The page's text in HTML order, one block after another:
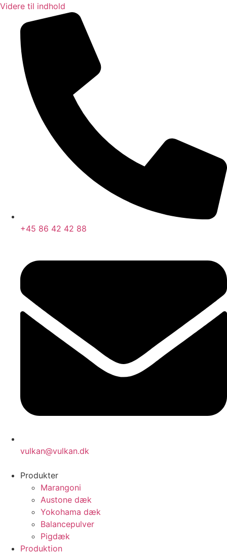
Videre til indhold
+45 86 42 42 88
vulkan@vulkan.dk
Produkter
Marangoni
Austone dæk
Yokohama dæk
Balancepulver
Pigdæk
Produktion